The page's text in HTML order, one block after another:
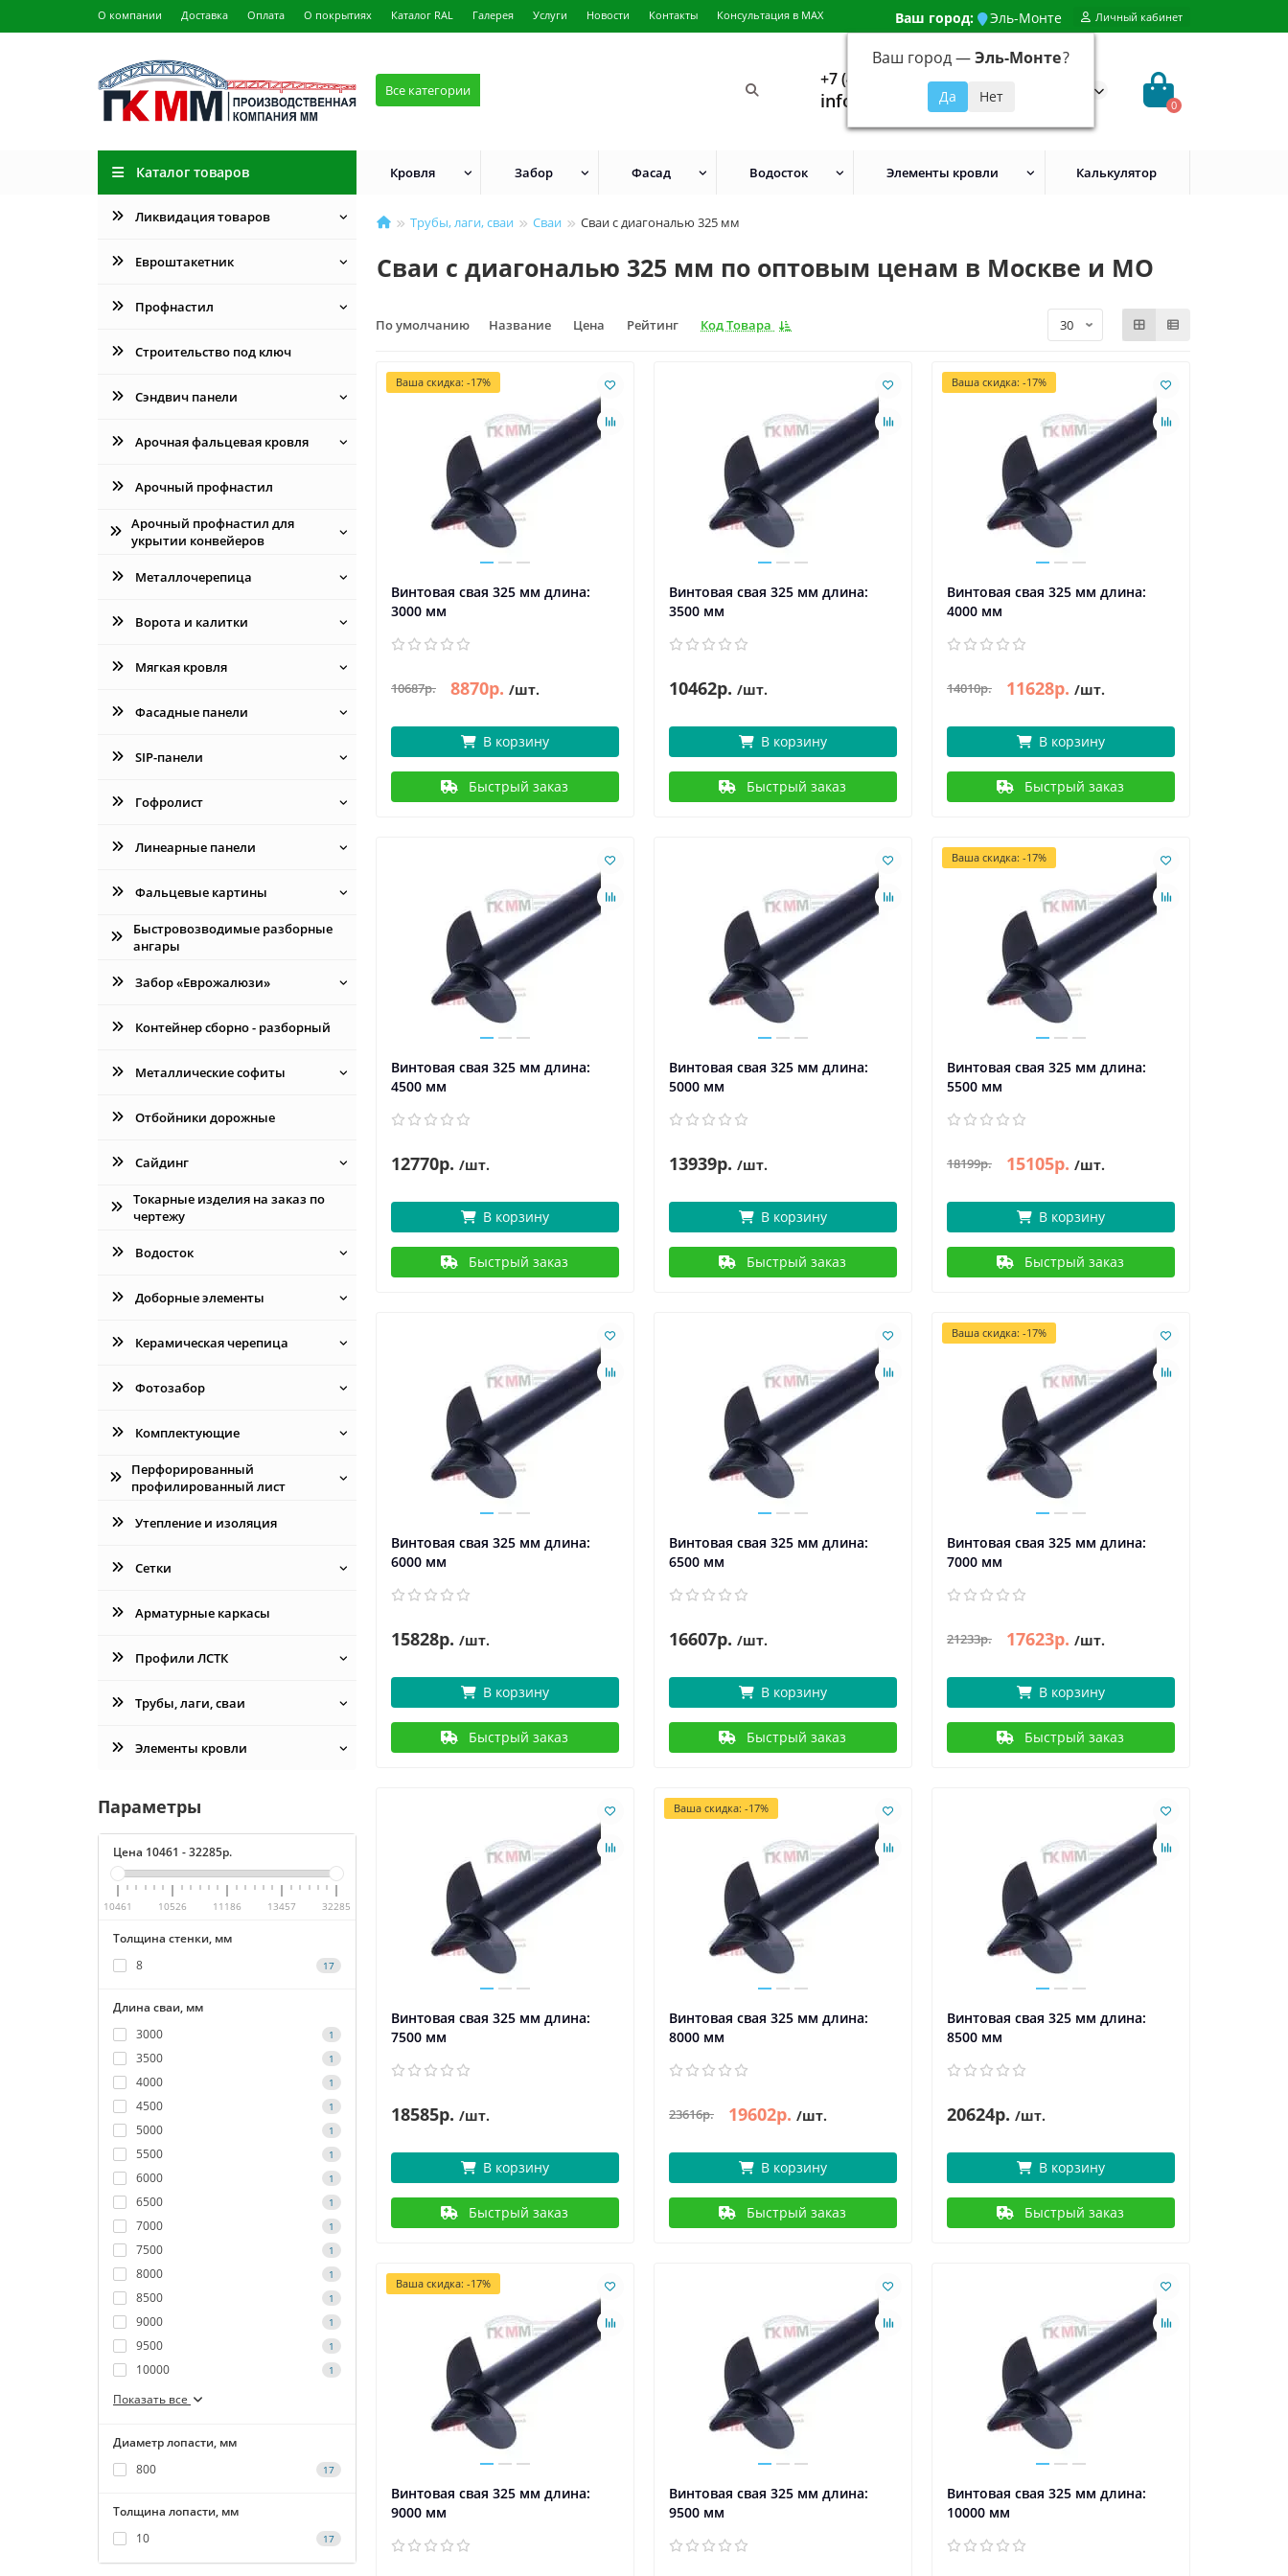
О компании Доставка Оплата О покрытиях Каталог RAL Галерея Услуги Новости Контакты Консультация в MAX Ваш город: Эль-Монте
Ваш город —Эль-Монте?
Личный кабинет
Все категории
+7 (499) 648-92-94
info@evroshtaketnikmoskva.ru 0
Каталог товаров
Ликвидация товаров
Евроштакетник
Профнастил
Строительство под ключ
Сэндвич панели
Арочная фальцевая кровля
Арочный профнастил
Арочный профнастил для
укрытии конвейеров
Металлочерепица
Ворота и калитки
Мягкая кровля
Фасадные панели
SIP-панели
Гофролист
Линеарные панели
Фальцевые картины
Быстровозводимые разборные
ангары
Забор «Еврожалюзи»
Контейнер сборно - разборный
Металлические софиты
Отбойники дорожные
Сайдинг
Токарные изделия на заказ по
чертежу
Водосток
Доборные элементы
Керамическая черепица
Фотозабор
Комплектующие
Перфорированный
профилированный лист
Утепление и изоляция
Сетки
Арматурные каркасы
Профили ЛСТК
Трубы, лаги, сваи
Элементы кровли
Кровля Забор Фасад Водосток Элементы кровли Калькулятор
Трубы, лаги, сваи Сваи Сваи с диагональю 325 мм
Сваи с диагональю 325 мм по оптовым ценам в Москве и МО
Параметры
Цена 10461 -32285р.
10461 10526 11186 13457 32285
Толщина стенки, мм
8
17
Длина сваи, мм
3000
1
3500 1
4000 1
4500 1
5000 1
5500 1
6000 1
6500 1
7000 1
7500 1
8000 1
8500 1
9000 1
9500 1
10000 1
Показать все
Диаметр лопасти, мм
800
17
Толщина лопасти, мм
10
17
По умолчанию Название Цена Рейтинг Код Товара
Ваша скидка: -17%
Винтовая свая 325 мм длина:
3000 мм
10687р. 8870р. /шт.
В корзину
Быстрый заказ
Винтовая свая 325 мм длина:
3500 мм
10462р. /шт.
В корзину
Быстрый заказ
Ваша скидка: -17%
Винтовая свая 325 мм длина:
4000 мм
14010р. 11628р. /шт.
В корзину
Быстрый заказ
Винтовая свая 325 мм длина:
4500 мм
12770р. /шт.
В корзину
Быстрый заказ
Винтовая свая 325 мм длина:
5000 мм
13939р. /шт.
В корзину
Быстрый заказ
Ваша скидка: -17%
Винтовая свая 325 мм длина:
5500 мм
18199р. 15105р. /шт.
В корзину
Быстрый заказ
Винтовая свая 325 мм длина:
6000 мм
15828р. /шт.
В корзину
Быстрый заказ
Винтовая свая 325 мм длина:
6500 мм
16607р. /шт.
В корзину
Быстрый заказ
Ваша скидка: -17%
Винтовая свая 325 мм длина:
7000 мм
21233р. 17623р. /шт.
В корзину
Быстрый заказ
Винтовая свая 325 мм длина:
7500 мм
18585р. /шт.
В корзину
Быстрый заказ
Ваша скидка: -17%
Винтовая свая 325 мм длина:
8000 мм
23616р. 19602р. /шт.
В корзину
Быстрый заказ
Винтовая свая 325 мм длина:
8500 мм
20624р. /шт.
В корзину
Быстрый заказ
Ваша скидка: -17%
Винтовая свая 325 мм длина:
9000 мм
Винтовая свая 325 мм длина:
9500 мм
Винтовая свая 325 мм длина:
10000 мм